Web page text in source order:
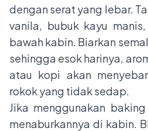
dengan serat yang lebar.
vanila, bubuk kayu
bawah kabin. Biarkan
sehingga esok harinya,
atau kopi akan
rokok yang tidak sedap.
Jika menggunakan
menaburkannya di kabin.